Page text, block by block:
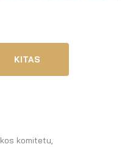
KITAS
komitetu,